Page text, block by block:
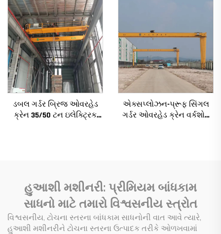
ડબલ ગર્ડર બ્રિજ ઓવરહેડ
ક્રેન 35/50 ટન ઇલેક્ટ્રિક
એક્સપ્લોઝન-પ્રૂફ સિંગલ
ગર્ડર ઓવરહેડ ક્રેન વર્કશોપ
હુઆશી મશીનરી: પ્રીમિયમ બાંધકામ
સાધનો માટે તમારો વિશ્વસનીય સ્ત્રોત
વિશ્વસનીય, ટોચના સ્તરના બાંધકામ સાધનોની વાત આવે ત્યારે,
હુઆશી મશીનરીને ટોચના સ્તરના ઉત્પાદક તરીકે ઓળખવામાં